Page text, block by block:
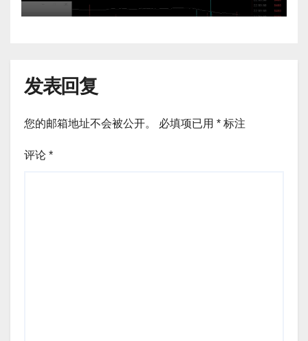
发表回复
您的邮箱地址不会被公开。 必填项已用 * 标注
评论 *